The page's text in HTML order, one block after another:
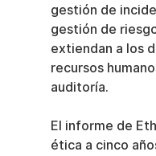
gestión de
gestión de
extiendan a los
recursos
auditoría.
El informe de
ética a cinco